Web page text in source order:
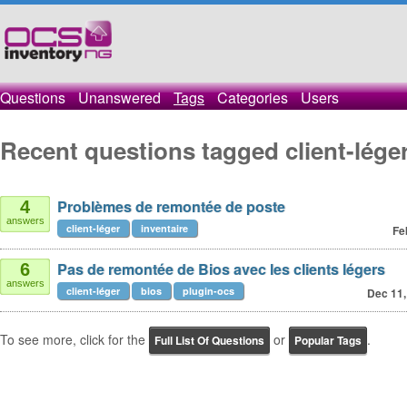
Questions Unanswered Tags Categories Users
Recent questions tagged client-
4
answers
Problèmes de remontée de poste
client-léger inventaire
6
answers
Pas de remontée de Bios avec les clients légers
Dec
client-léger bios plugin-ocs
To see more, click for the Full List Of Questions or Popular Tags .